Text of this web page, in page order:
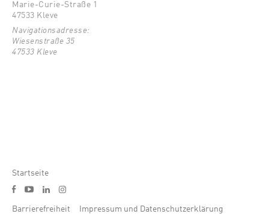
Marie-Curie-Straße 1
47533 Kleve
Navigationsadresse:
Wiesenstraße 35
47533 Kleve
Pfadnavigation
Startseite
Social media menu
f y l i
Footer menu
Barrierefreiheit Impressum und Datenschutzerklärung